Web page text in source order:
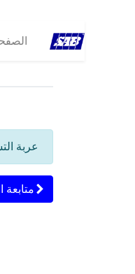
عربة
متابعة